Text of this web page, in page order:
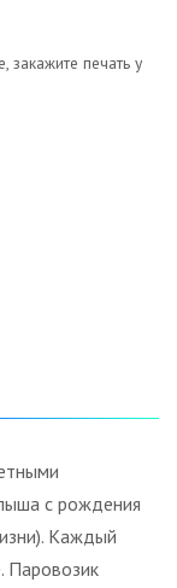
закажите печать у
с рождения
Каждый
Паровозик